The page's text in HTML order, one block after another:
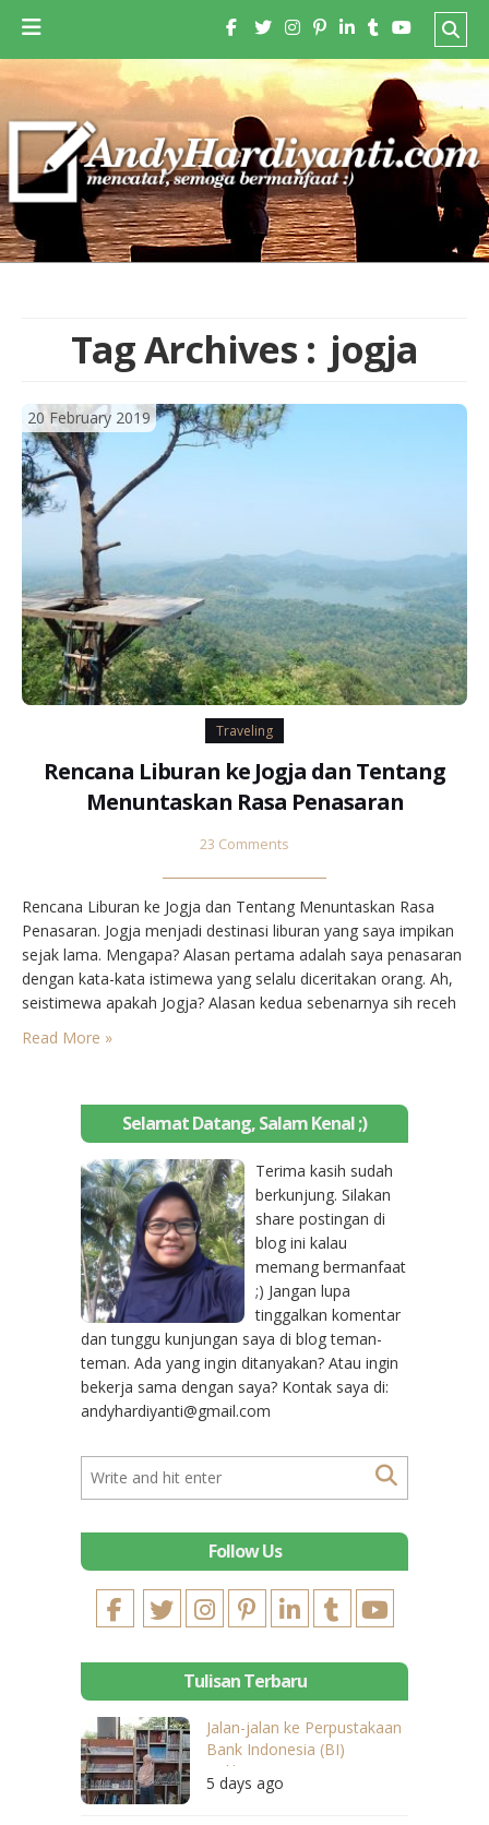
Tag Archives : jogja
20 February 2019
Traveling
Rencana Liburan ke Jogja dan Tentang
Menuntaskan Rasa Penasaran
23 Comments
Rencana Liburan ke Jogja dan Tentang Menuntaskan Rasa
Penasaran. Jogja menjadi destinasi liburan yang saya impikan
sejak lama. Mengapa? Alasan pertama adalah saya penasaran
dengan kata-kata istimewa yang selalu diceritakan orang. Ah,
seistimewa apakah Jogja? Alasan kedua sebenarnya sih receh
harga kulinernya yang konon murah itu. Ya, setiap kali saya
Read More »
Selamat Datang, Salam Kenal ;)
Terima kasih sudah
berkunjung. Silakan
share postingan di
blog ini kalau
memang bermanfaat
;) Jangan lupa
tinggalkan komentar
dan tunggu kunjungan saya di blog teman-
teman. Ada yang ingin ditanyakan? Atau ingin
bekerja sama dengan saya? Kontak saya di:
andyhardiyanti@gmail.com
Follow Us
Tulisan Terbaru
Jalan-jalan ke Perpustakaan
Bank Indonesia (BI)
Balikpapan
5 days ago